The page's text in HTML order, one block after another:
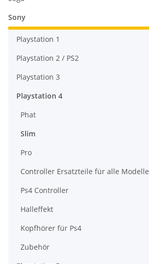
Sony
Playstation 1
Playstation 2 / PS2
Playstation 3
Playstation 4
Phat
Slim
Pro
Controller Ersatzteile für alle Modelle
Ps4 Controller
Halleffekt
Kopfhörer für Ps4
Zubehör